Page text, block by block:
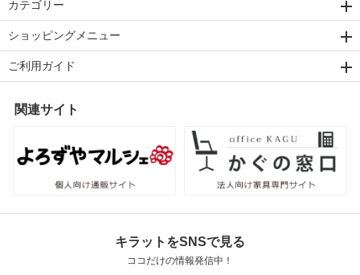
カテゴリー
ショッピングメニュー
ご利用ガイド
関連サイト
キラットをSNSで見る
ココだけの情報発信中！